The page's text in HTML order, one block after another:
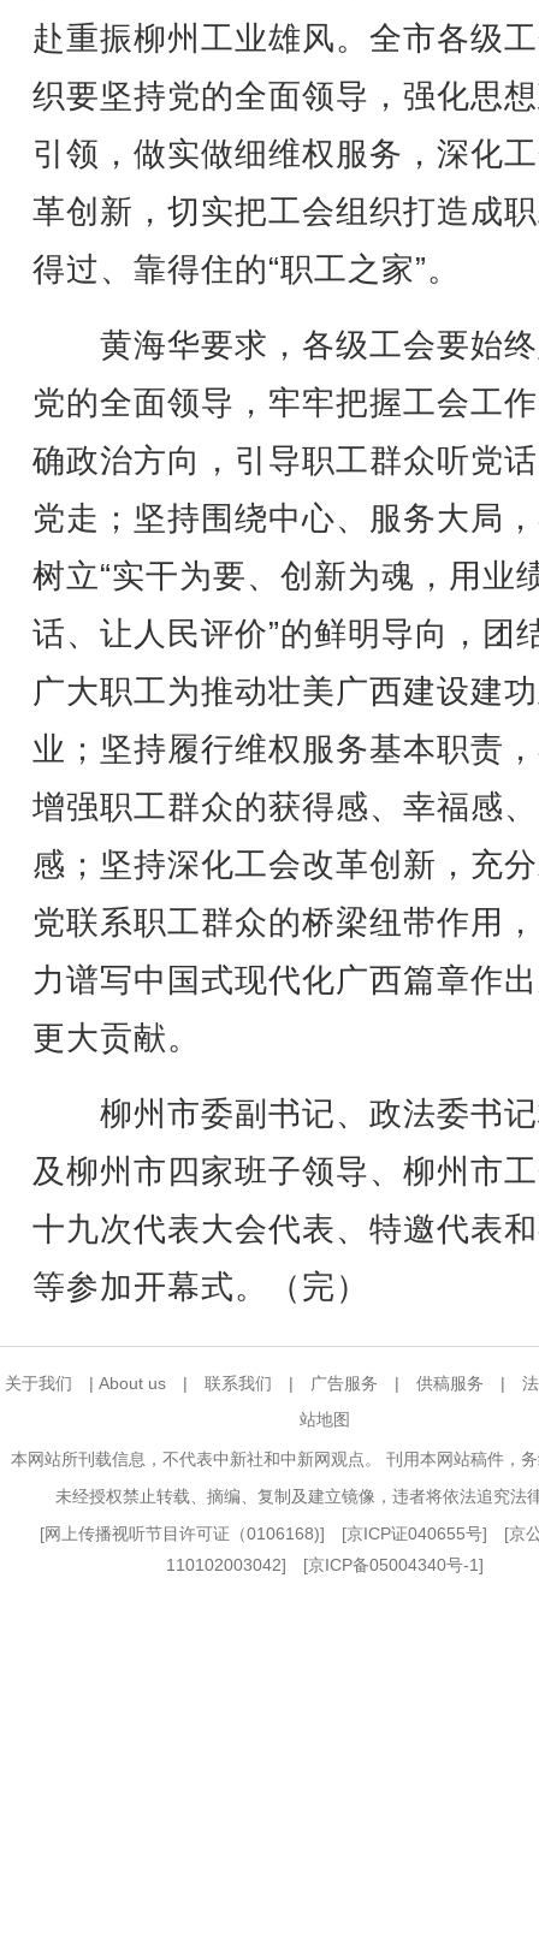
赴重振柳州工业雄风。全市各级
织要坚持党的全面领导，强化思
引领，做实做细维权服务，深化
革创新，切实把工会组织打造成
得过、靠得住的“职工之家”。
黄海华要求，各级工会要始
党的全面领导，牢牢把握工会工
确政治方向，引导职工群众听党
党走；坚持围绕中心、服务大局
树立“实干为要、创新为魂，用业
话、让人民评价”的鲜明导向，团
广大职工为推动壮美广西建设建
业；坚持履行维权服务基本职责
增强职工群众的获得感、幸福感
感；坚持深化工会改革创新，充
党联系职工群众的桥梁纽带作用
力谱写中国式现代化广西篇章作
更大贡献。
柳州市委副书记、政法委书
及柳州市四家班子领导、柳州市
十九次代表大会代表、特邀代表
等参加开幕式。（完）
关于我们 | About us | 联系我们 | 广告服务 | 供稿服务 |
站地图
本网站所刊载信息，不代表中新社和中新网观点。 刊用本网站稿件，
未经授权禁止转载、摘编、复制及建立镜像，违者将依法追究法
[网上传播视听节目许可证（0106168)] [京ICP证040655号] [京
110102003042] [京ICP备05004340号-1]